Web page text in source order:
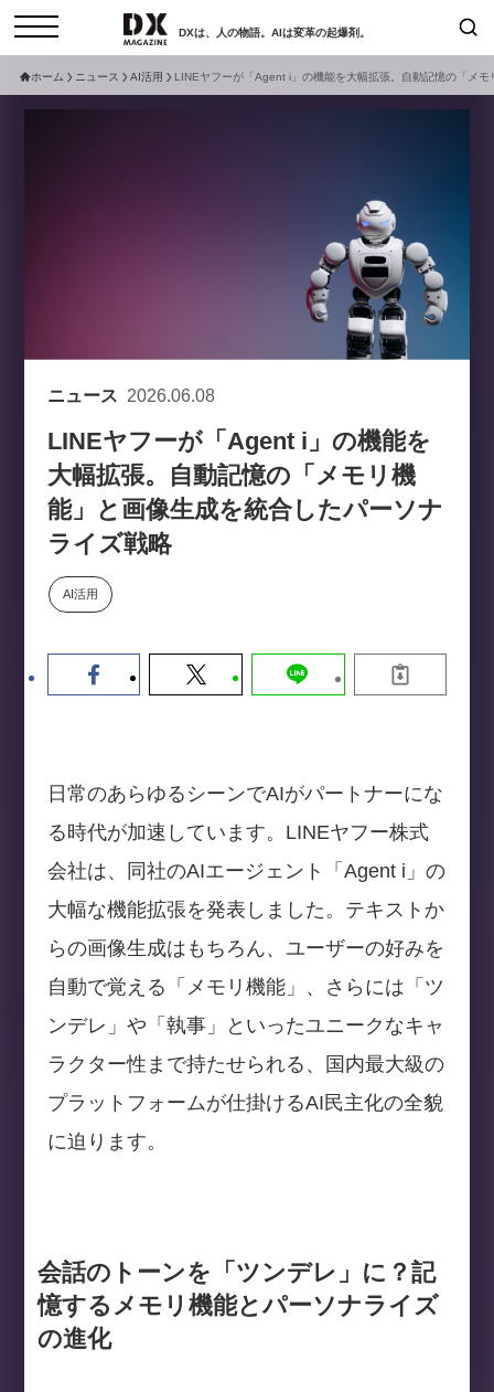
DXは、人の物語。AIは変革の起爆剤。
日本オムニチャネル協会
お問い合わせ
個人情報保護法について
採用情報
現在開催予定のセミナー
【8/6開催】AIエージェント時
代、日本企業は何から始めるべき
流から学ぶ〜
セミナー
【8/12開催】「イノベーションを
数値化する」～投資される事業の
ホーム ニュース AI活用 LINEヤフーが「Agent i」の機能を大幅拡張。自動記憶の「メ
ニュース 2026.06.08
LINEヤフーが「Agent i」の機能を
大幅拡張。自動記憶の「メモリ機
能」と画像生成を統合したパーソナ
ライズ戦略
AI活用
日常のあらゆるシーンでAIがパートナーにな
る時代が加速しています。LINEヤフー株式
会社は、同社のAIエージェント「Agent i」の
大幅な機能拡張を発表しました。テキストか
らの画像生成はもちろん、ユーザーの好みを
自動で覚える「メモリ機能」、さらには「ツ
ンデレ」や「執事」といったユニークなキャ
ラクター性まで持たせられる、国内最大級の
プラットフォームが仕掛けるAI民主化の全貌
に迫ります。
会話のトーンを「ツンデレ」に？記
憶するメモリ機能とパーソナライズ
の進化